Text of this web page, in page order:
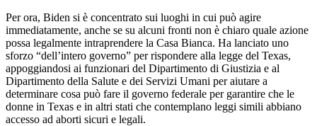
Per ora, Biden si è concentrato sui luoghi in cui può agire
immediatamente, anche se su alcuni fronti non è chiaro quale azione
possa legalmente intraprendere la Casa Bianca. Ha lanciato uno
sforzo “dell’intero governo” per rispondere alla legge del Texas,
appoggiandosi ai funzionari del Dipartimento di Giustizia e al
Dipartimento della Salute e dei Servizi Umani per aiutare a
determinare cosa può fare il governo federale per garantire che le
donne in Texas e in altri stati che contemplano leggi simili abbiano
accesso ad aborti sicuri e legali.